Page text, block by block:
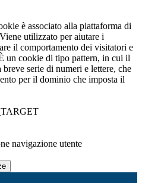
è associato alla piattaforma di
utilizzato per aiutare i
il comportamento dei visitatori e
un cookie di tipo pattern, in cui il
serie di numeri e lettere, che
per il dominio che imposta il
navigazione utente